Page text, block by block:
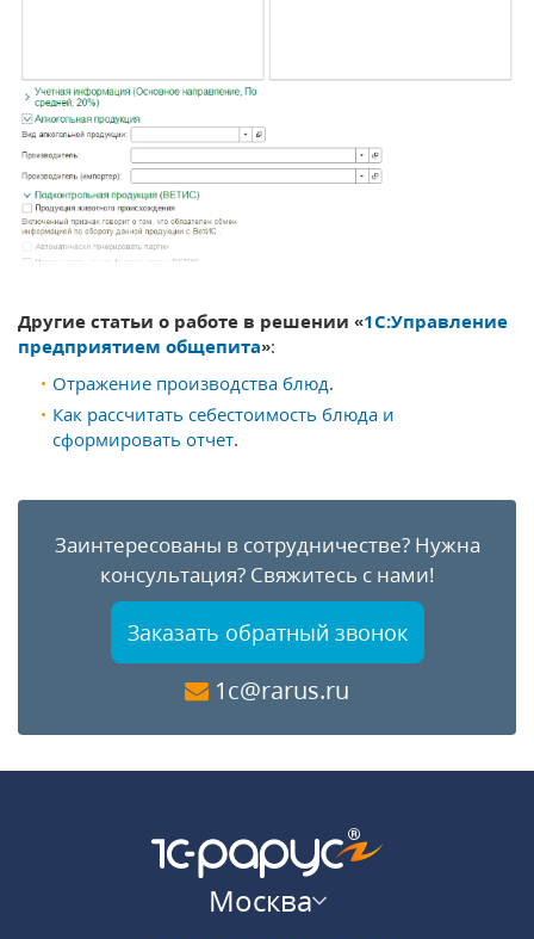
Другие статьи о работе в решении «1С:Управление
предприятием общепита»:
Отражение производства блюд.
Как рассчитать себестоимость блюда и
сформировать отчет.
Заинтересованы в сотрудничестве?Нужна
консультация? Свяжитесь с нами!
Заказать обратный звонок
1c@rarus.ru
Москва